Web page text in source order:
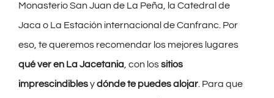
Monasterio San Juan de La Peña, la Catedral de
Jaca o La Estación internacional de Canfranc. Por
eso, te queremos recomendar los mejores lugares
qué ver en La Jacetania, con lossitios
imprescindiblesydónde te puedes alojar. Para que